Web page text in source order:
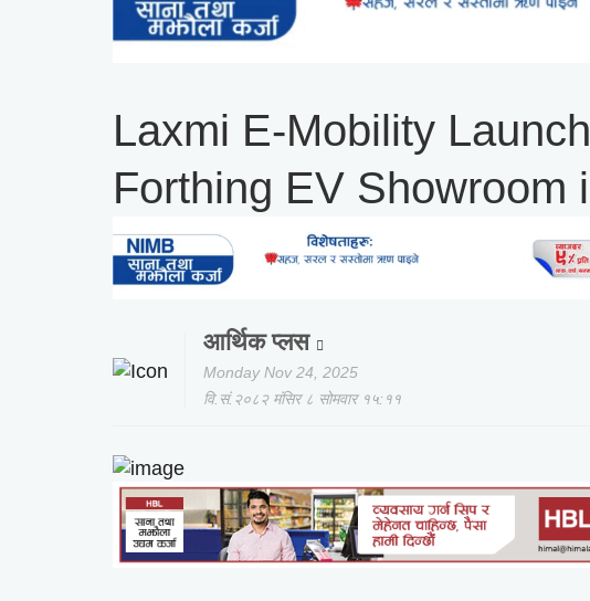
Laxmi E-Mobility
Forthing EV Showroom
आर्थिक प्लस
Monday Nov 24, 2025
वि.सं.२०८२ मंसिर ८ सोमवार १५:११